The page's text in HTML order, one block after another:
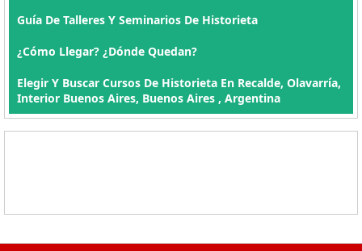
Guía De Talleres Y Seminarios De Historieta
¿Cómo Llegar? ¿Dónde Quedan?
Elegir Y Buscar Cursos De Historieta En Recalde, Olavarría,
Interior Buenos Aires, Buenos Aires , Argentina